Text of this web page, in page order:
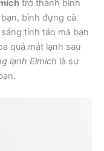
trở thành bình
bình đựng cà
tỉnh táo mà bạn
quả mát lạnh sau
lạnh Elmich là sự